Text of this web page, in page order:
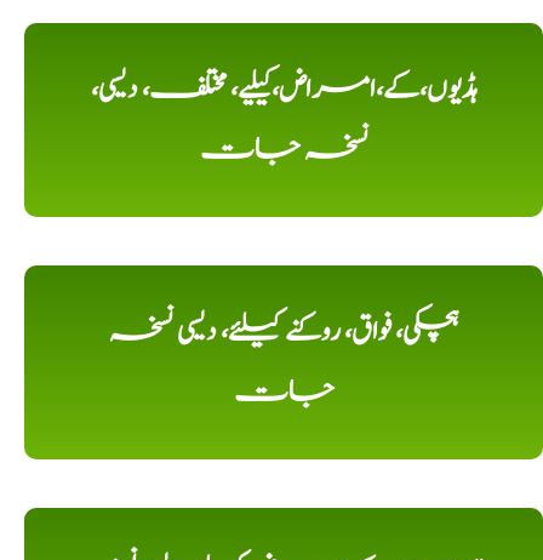
ہڈیوں،کے،امراض،کیلیے، مختلف، دیسی،
نسخہ جات
ہچکی، فواق، روکنے کیلئے، دیسی نسخہ
جات